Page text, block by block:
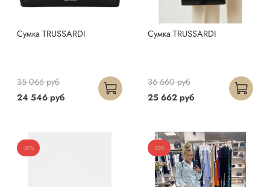
Сумка TRUSSARDI
24 546 руб
35 066 руб
Сумка TRUSSARDI
25 662 руб
36 660 руб
-30% -30%